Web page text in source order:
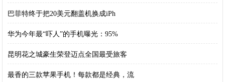
巴菲特终于把20美元翻盖机换成iPh
华为今年最“吓人”的手机曝光：95%
昆明花之城豪生荣登迈点全国最受旅客
最香的三款苹果手机！每款都是经典，流